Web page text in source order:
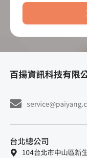
百揚資訊科技有限
台北總公司
104台北市中山區新